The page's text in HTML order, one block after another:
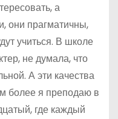
а
они прагматичны,
учиться. В школе
не думала, что
А эти качества
более я преподаю в
где каждый